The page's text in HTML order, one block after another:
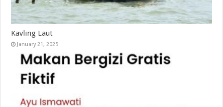
Kavling Laut
January 21, 2025